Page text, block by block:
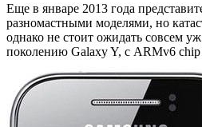
Еще в январе 2013 года
разномастными моделями, но
однако не стоит ожидать совсем
поколению Galaxy Y, с ARMv6